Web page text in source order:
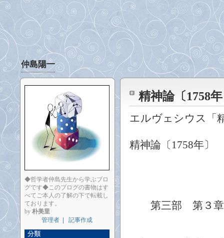
仲島陽一
精神論〔1758
エルヴェシウス「
精神論〔1758年〕
第三部 第３
◆哲学者仲島先生から学ぶブロ
グです◆このブログの書物はす
べてご本人の了解の下で転載し
ております。
by 朴美里
管理者
記事作成
分類